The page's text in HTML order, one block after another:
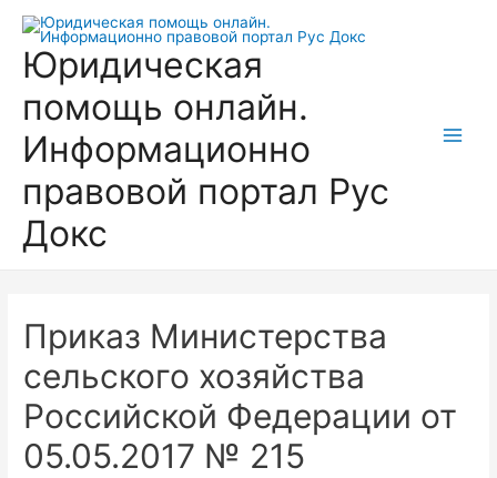
Перейти
содержимому
Юридическая
помощь онлайн.
Информационно
правовой портал Рус
Докс
Приказ Министерства
сельского хозяйства
Российской Федерации от
05.05.2017 № 215